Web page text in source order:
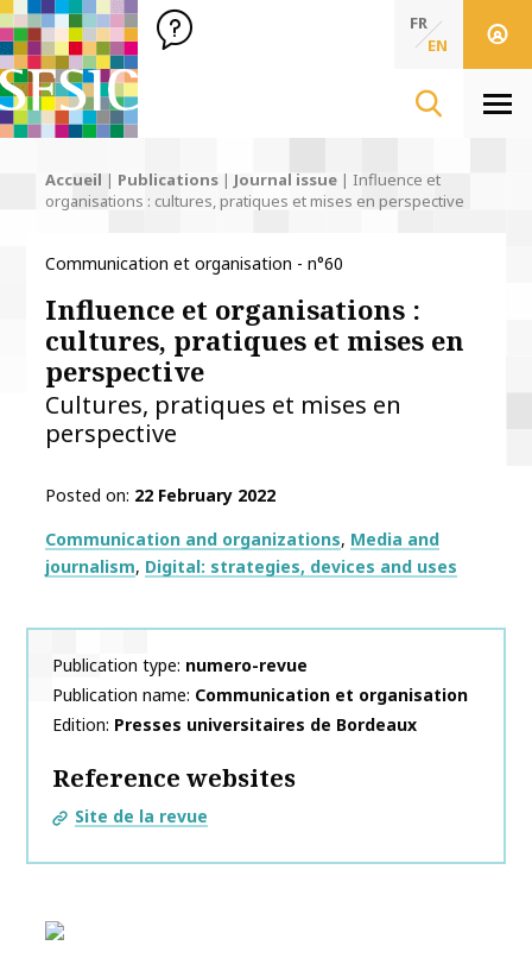
SFSIC Société Française des Sciences de l'Information & de
Société Française des Sciences de
FR
EN
Accueil | Publications | Journal issue | Influence et
organisations : cultures, pratiques et mises en perspective
Communication et organisation - n°60
Influence et organisations :
cultures, pratiques et mises en
perspective
Cultures, pratiques et mises en
perspective
Posted on 22 February 2022
Thématiques
Communication and organizations Media and
journalism Digital: strategies, devices and uses
Publication type numero-revue
Publication name Communication et organisation
Edition Presses universitaires de Bordeaux
Reference websites
Site de la revue